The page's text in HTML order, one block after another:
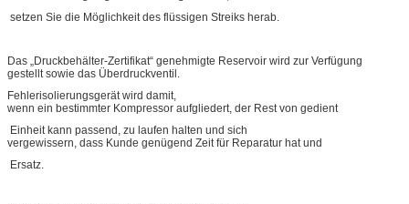
setzen Sie die Möglichkeit des flüssigen Streiks herab.
Das „Druckbehälter-Zertifikat“ genehmigte Reservoir wird zur Verfügung
gestellt sowie das Überdruckventil.
Fehlerisolierungsgerät wird damit,
wenn ein bestimmter Kompressor aufgliedert, der Rest von gedient
Einheit kann passend, zu laufen halten und sich
vergewissern, dass Kunde genügend Zeit für Reparatur hat und
Ersatz.